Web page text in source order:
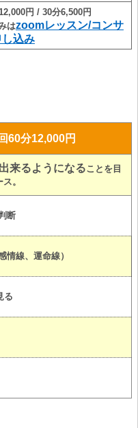
円 / 30分6,500円
はzoomレッスン/コンサ
し込み
60分12,000円
来るようになることを目
。
断
線、運命線）
る